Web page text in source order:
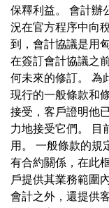
保釋利益。 會計辦
況在官方程序中向
到，會計協議是用
在簽訂會計協議之
何未來的修訂。 為
現行的一般條款和
接受，客戶證明他
力地接受它們。 目
用。 一般條款的規
有合約關係，在此
戶提供其業務範圍
會計之外，還提供